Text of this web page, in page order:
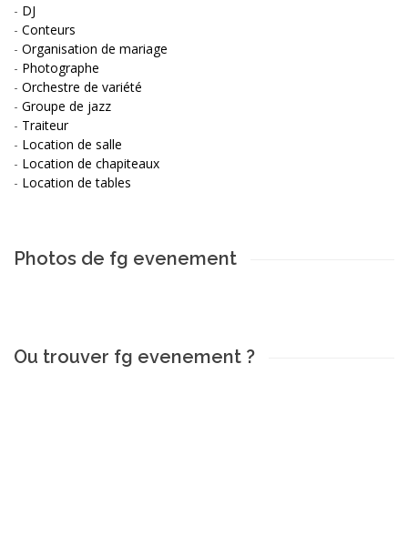
- DJ
- Conteurs
- Organisation de mariage
- Photographe
- Orchestre de variété
- Groupe de jazz
- Traiteur
- Location de salle
- Location de chapiteaux
- Location de tables
Photos de fg evenement
Ou trouver fg evenement ?